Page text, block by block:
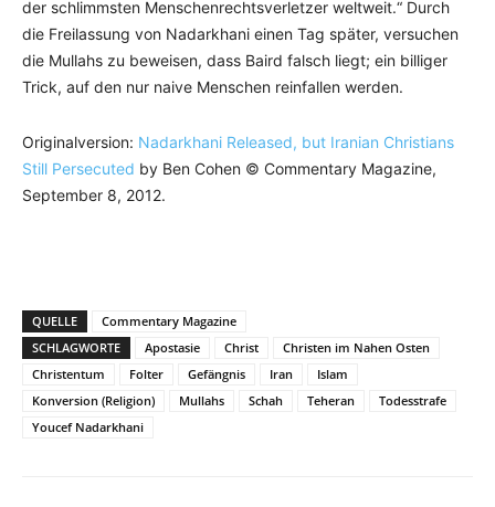
der schlimmsten Menschenrechtsverletzer weltweit.“ Durch
die Freilassung von Nadarkhani einen Tag später, versuchen
die Mullahs zu beweisen, dass Baird falsch liegt; ein billiger
Trick, auf den nur naive Menschen reinfallen werden.
Originalversion: Nadarkhani Released, but Iranian Christians
Still Persecuted by Ben Cohen © Commentary Magazine,
September 8, 2012.
QUELLE
Commentary Magazine
SCHLAGWORTE
Apostasie Christ
Christen im Nahen Osten
Christentum
Folter Gefängnis Iran
Islam
Konversion (Religion)
Mullahs Schah Teheran
Todesstrafe
Youcef Nadarkhani